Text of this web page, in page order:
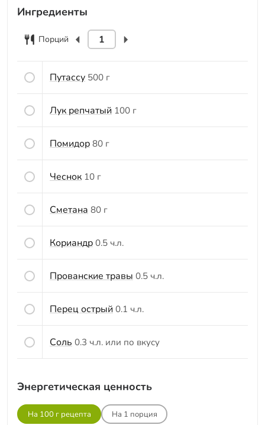
Ингредиенты
Порций
Путассу 500 г
Лук репчатый 100 г
Помидор 80 г
Чеснок 10 г
Сметана 80 г
Кориандр 0.5 ч.л.
Прованские травы 0.5 ч.л.
Перец острый 0.1 ч.л.
Соль 0.3 ч.л. или по вкусу
Энергетическая ценность
На 100 г рецепта На 1 порция